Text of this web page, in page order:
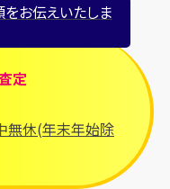
お伝えいたしま
定
無休(年末年始除